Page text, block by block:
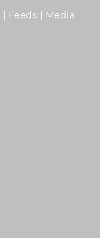
| Feeds | Media